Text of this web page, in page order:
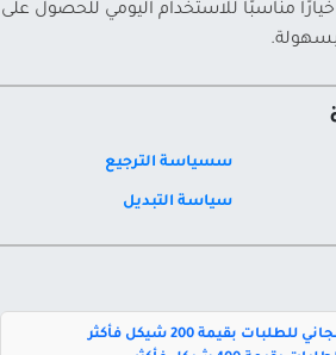
مناسبًا للاستخدام اليومي للحصول على
سسياسة الترجيع
سياسة التبديل
للطلبات بقيمة 200 شيكل فأكثر